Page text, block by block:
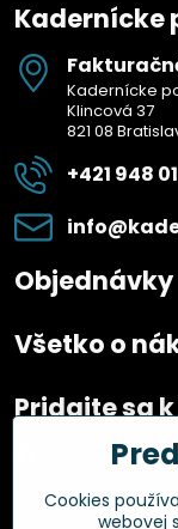
Kadernícke
Kadernícke
Klincová 37
821 08
+421 948
Objednávky
Všetko o
Pridajte sa
Facebook
Cookies
webovej